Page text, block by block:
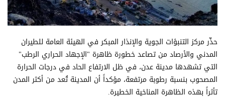
حذّر مركز التنبؤات الجوية والإنذار المبكر في الهيئة العامة للطيران
المدني والأرصاد من تصاعد خطورة ظاهرة "الإجهاد الحراري الرطب"
التي تشهدها مدينة عدن، في ظل الارتفاع الحاد في درجات الحرارة
المصحوب بنسبة رطوبة مرتفعة، مؤكداً أن المدينة تُعد من أكثر المدن
تأثراً بهذه الظاهرة المناخية الخطيرة.